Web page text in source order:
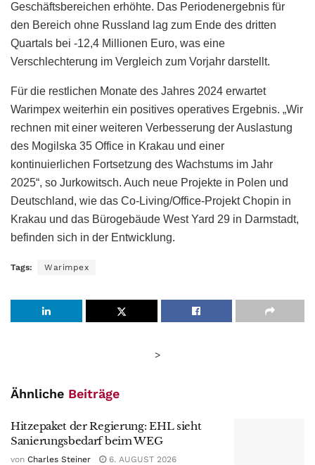
Geschäftsbereichen erhöhte. Das Periodenergebnis für
den Bereich ohne Russland lag zum Ende des dritten
Quartals bei -12,4 Millionen Euro, was eine
Verschlechterung im Vergleich zum Vorjahr darstellt.
Für die restlichen Monate des Jahres 2024 erwartet
Warimpex weiterhin ein positives operatives Ergebnis. „Wir
rechnen mit einer weiteren Verbesserung der Auslastung
des Mogilska 35 Office in Krakau und einer
kontinuierlichen Fortsetzung des Wachstums im Jahr
2025“, so Jurkowitsch. Auch neue Projekte in Polen und
Deutschland, wie das Co-Living/Office-Projekt Chopin in
Krakau und das Bürogebäude West Yard 29 in Darmstadt,
befinden sich in der Entwicklung.
Tags: Warimpex
>
Ähnliche Beiträge
Hitzepaket der Regierung: EHL sieht
Sanierungsbedarf beim WEG
von Charles Steiner 6. AUGUST 2026